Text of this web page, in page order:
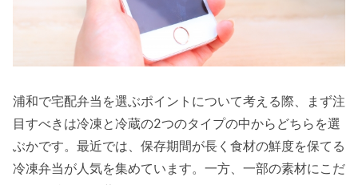
浦和で宅配弁当を選ぶポイントについて考える際、まず注
目すべきは冷凍と冷蔵の2つのタイプの中からどちらを選
ぶかです。最近では、保存期間が長く食材の鮮度を保てる
冷凍弁当が人気を集めています。一方、一部の素材にこだ